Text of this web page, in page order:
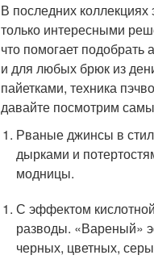
В последних
только интересными
что помогает
и для любых брюк из
пайетками, техника
давайте посмотрим
Рваные джинсы в
дырками и
модницы.
С эффектом
разводы. «Вареный»
черных, цветных,